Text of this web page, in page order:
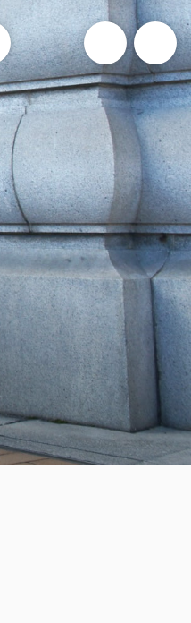
フォームを開閉する YouTube